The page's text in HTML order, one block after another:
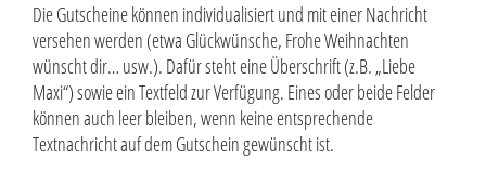
Die Gutscheine können individualisiert und mit einer Nachricht
versehen werden (etwa Glückwünsche, Frohe Weihnachten
wünscht dir… usw.). Dafür steht eine Überschrift (z.B. „Liebe
Maxi“) sowie ein Textfeld zur Verfügung. Eines oder beide Felder
können auch leer bleiben, wenn keine entsprechende
Textnachricht auf dem Gutschein gewünscht ist.